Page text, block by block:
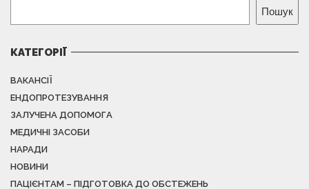
Пошук
КАТЕГОРІЇ
ВАКАНСІЇ
ЕНДОПРОТЕЗУВАННЯ
ЗАЛУЧЕНА ДОПОМОГА
МЕДИЧНІ ЗАСОБИ
НАРАДИ
НОВИНИ
ПАЦІЄНТАМ – ПІДГОТОВКА ДО ОБСТЕЖЕНЬ